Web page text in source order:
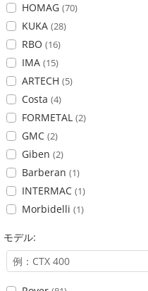
HOMAG (70)
KUKA (28)
RBO (16)
IMA (15)
ARTECH (5)
Costa (4)
FORMETAL (2)
GMC (2)
Giben (2)
Barberan (1)
INTERMAC (1)
Morbidelli (1)
モデル: